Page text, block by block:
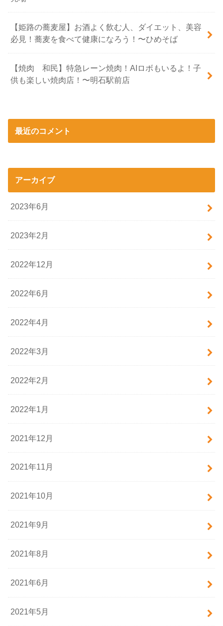
【姫路の蕎麦屋】お酒よく飲む人、ダイエット、美容
必見！蕎麦を食べて健康になろう！〜ひめそば
【焼肉 和民】特急レーン焼肉！AIロボもいるよ！子
供も楽しい焼肉店！〜明石駅前店
最近のコメント
アーカイブ
2023年6月
2023年2月
2022年12月
2022年6月
2022年4月
2022年3月
2022年2月
2022年1月
2021年12月
2021年11月
2021年10月
2021年9月
2021年8月
2021年6月
2021年5月